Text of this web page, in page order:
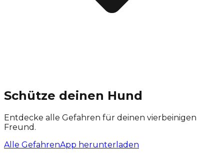
Schütze deinen Hund
Entdecke alle Gefahren für deinen vierbeinigen
Freund.
Alle GefahrenApp herunterladen